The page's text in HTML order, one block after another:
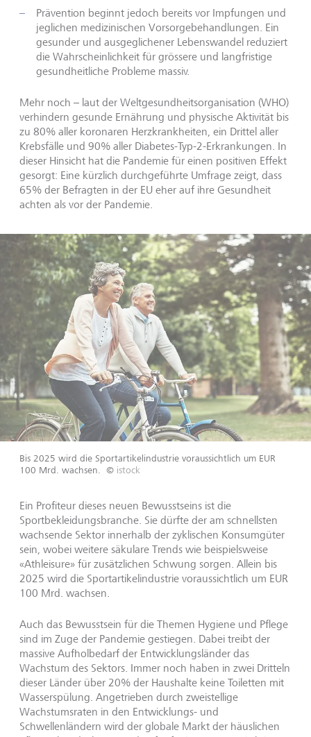
Prävention beginnt jedoch bereits vor Impfungen und
jeglichen medizinischen Vorsorgebehandlungen. Ein
gesunder und ausgeglichener Lebenswandel reduziert
die Wahrscheinlichkeit für grössere und langfristige
gesundheitliche Probleme massiv.
Mehr noch – laut der Weltgesundheitsorganisation (WHO)
verhindern gesunde Ernährung und physische Aktivität bis
zu 80% aller koronaren Herzkrankheiten, ein Drittel aller
Krebsfälle und 90% aller Diabetes-Typ-2-Erkrankungen. In
dieser Hinsicht hat die Pandemie für einen positiven Effekt
gesorgt: Eine kürzlich durchgeführte Umfrage zeigt, dass
65% der Befragten in der EU eher auf ihre Gesundheit
achten als vor der Pandemie.
Bis 2025 wird die Sportartikelindustrie voraussichtlich um EUR
100 Mrd. wachsen.
© istock
Ein Profiteur dieses neuen Bewusstseins ist die
Sportbekleidungsbranche. Sie dürfte der am schnellsten
wachsende Sektor innerhalb der zyklischen Konsumgüter
sein, wobei weitere säkulare Trends wie beispielsweise
«Athleisure» für zusätzlichen Schwung sorgen. Allein bis
2025 wird die Sportartikelindustrie voraussichtlich um EUR
100 Mrd. wachsen.
Auch das Bewusstsein für die Themen Hygiene und Pflege
sind im Zuge der Pandemie gestiegen. Dabei treibt der
massive Aufholbedarf der Entwicklungsländer das
Wachstum des Sektors. Immer noch haben in zwei Dritteln
dieser Länder über 20% der Haushalte keine Toiletten mit
Wasserspülung. Angetrieben durch zweistellige
Wachstumsraten in den Entwicklungs- und
Schwellenländern wird der globale Markt der häuslichen